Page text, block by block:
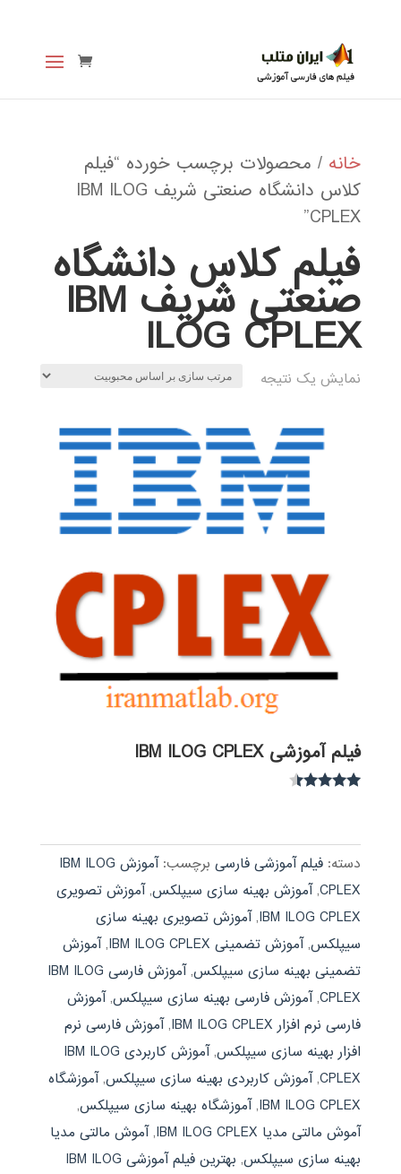
خانه / محصولات برچسب خورده “فیلم
کلاس دانشگاه صنعتی شریف IBM ILOG
CPLEX”
فیلم کلاس دانشگاه
صنعتی شریف IBM
ILOG CPLEX
نمایش یک نتیجه
فیلم آموزشی IBM ILOG CPLEX
دسته: فیلم آموزشی فارسی برچسب:
آموزش IBM ILOG
CPLEX
,آموزش بهینه سازی سیپلکس,آموزش تصویری
IBM ILOG CPLEX
,آموزش تصویری بهینه سازی
سیپلکس,آموزش تضمینی IBM ILOG CPLEX ,آموزش
تضمینی بهینه سازی سیپلکس,
آموزش فارسی IBM ILOG
CPLEX
,آموزش فارسی بهینه سازی سیپلکس,آموزش
فارسی نرم افزار IBM ILOG CPLEX
,آموزش فارسی نرم
افزار بهینه سازی سیپلکس,
آموزش کاربردی IBM ILOG
CPLEX
,آموزش کاربردی بهینه سازی سیپلکس,آموزشگاه
IBM ILOG CPLEX
,آموزشگاه بهینه سازی سیپلکس,
آموش مالتی مدیا IBM ILOG CPLEX
,آموش مالتی مدیا
بهینه سازی سیپلکس,
بهترین فیلم آموزشی IBM ILOG